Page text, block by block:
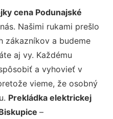
cena Podunajské
Našimi rukami prešlo
zákazníkov a budeme
aj vy. Každému
a vyhovieť v
vieme, že osobný
Prekládka elektrickej
–